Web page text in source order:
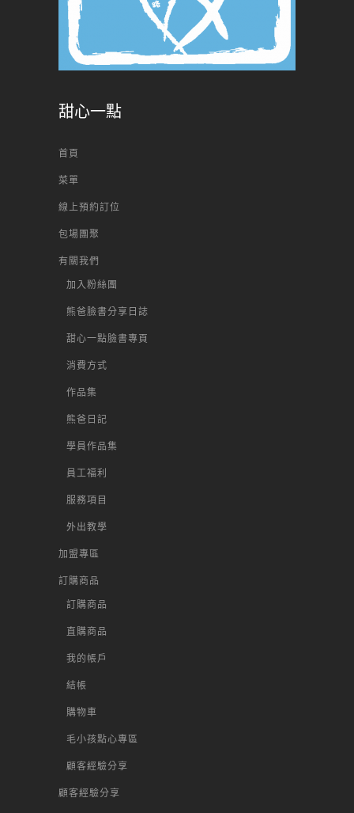
甜心一點
首頁
菜單
線上預約訂位
包場團聚
有關我們
加入粉絲團
熊爸臉書分享日誌
甜心一點臉書專頁
消費方式
作品集
熊爸日記
學員作品集
員工福利
服務項目
外出教學
加盟專區
訂購商品
訂購商品
直購商品
我的帳戶
結帳
購物車
毛小孩點心專區
顧客經驗分享
顧客經驗分享